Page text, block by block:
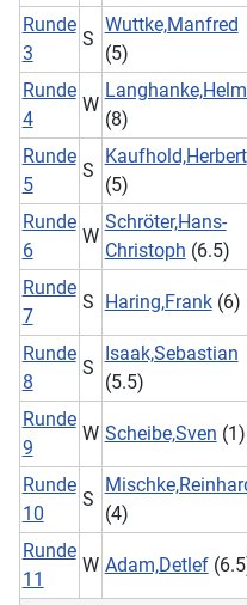
Runde
3
S
Wuttke,Manfred
(5)
Runde
4
W
(8)
Runde
5
S
Kaufhold,Herbert
(5)
Runde
6
W
Schröter,Hans-
Christoph (6.5)
Runde
7
S Haring,Frank(6)
Runde
8
S
Isaak,Sebastian
(5.5)
Runde
9
W Scheibe,Sven (1)
Runde
10
S
(4)
Runde
11
W Adam,Detlef